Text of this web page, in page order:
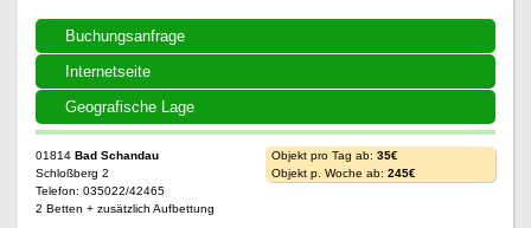
Buchungsanfrage
Internetseite
Geografische Lage
01814 Bad Schandau
Schloßberg 2
Telefon: 035022/42465
2 Betten + zusätzlich Aufbettung
Objekt pro Tag ab: 35€
Objekt p. Woche ab: 245€